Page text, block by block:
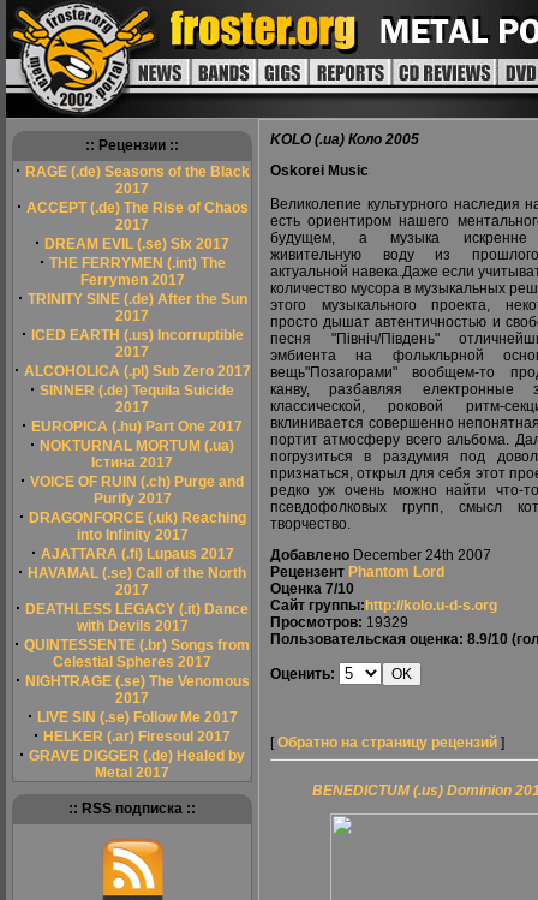
:: Рецензии ::
· RAGE (.de) Seasons of the Black
2017
· ACCEPT (.de) The Rise of Chaos
2017
· DREAM EVIL (.se) Six 2017
· THE FERRYMEN (.int) The
Ferrymen 2017
· TRINITY SINE (.de) After the Sun
2017
· ICED EARTH (.us) Incorruptible
2017
· ALCOHOLICA (.pl) Sub Zero 2017
· SINNER (.de) Tequila Suicide
2017
· EUROPICA (.hu) Part One 2017
· NOKTURNAL MORTUM (.ua)
Істина 2017
· VOICE OF RUIN (.ch) Purge and
Purify 2017
· DRAGONFORCE (.uk) Reaching
into Infinity 2017
· AJATTARA (.fi) Lupaus 2017
· HAVAMAL (.se) Call of the North
2017
· DEATHLESS LEGACY (.it) Dance
with Devils 2017
· QUINTESSENTE (.br) Songs from
Celestial Spheres 2017
· NIGHTRAGE (.se) The Venomous
2017
· LIVE SIN (.se) Follow Me 2017
· HELKER (.ar) Firesoul 2017
· GRAVE DIGGER (.de) Healed by
Metal 2017
:: RSS подписка ::
KOLO (.ua) Коло 2005
Oskorei Music
Великолепие культурного наследия
есть ориентиром нашего
будущем, а музыка искренне
живительную воду из
актуальной навека.Даже если
количество мусора в музыкальных
этого музыкального проекта,
просто дышат автентичностью и
песня "Північ/Південь"
эмбиента на фолькльрной
вещь"Позагорами" вообщем-то
канву, разбавляя електронные
классической, роковой ритм-
вклинивается совершенно
портит атмосферу всего альбома.
погрузиться в раздумия под
признаться, открыл для себя этот
редко уж очень можно найти что-
псевдофолковых групп, смысл
творчество.
Добавлено December 24th 2007
Рецензент Phantom Lord
Оценка 7/10
Сайт группы: http://kolo.u-d-s.org
Просмотров: 19329
Пользовательская оценка: 8.9/10
Оценить:
[Обратно на страницу рецензий ]
BENEDICTUM (.us) Dominion